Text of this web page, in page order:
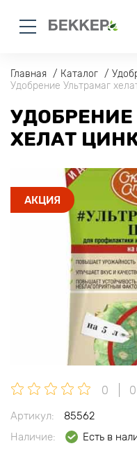
Главная Каталог
Удобрение Ультрамаг
УДОБРЕНИЕ
ХЕЛАТ
АКЦИЯ
0
Артикул:
85562
Наличие:
Есть в